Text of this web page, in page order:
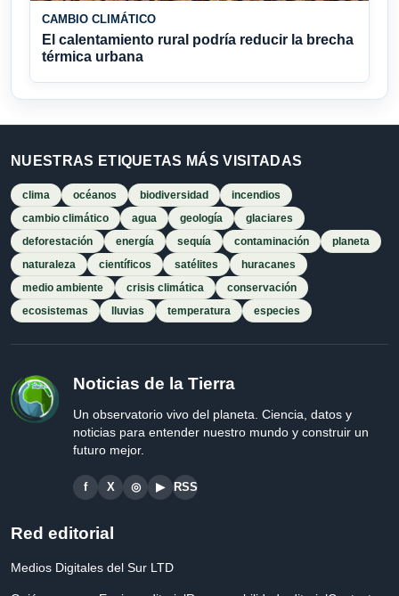
CAMBIO CLIMÁTICO
El calentamiento rural podría reducir la brecha
térmica urbana
NUESTRAS ETIQUETAS MÁS VISITADAS
clima océanos biodiversidad
incendios
cambio climático
agua geología
glaciares
deforestación
energía sequía contaminación
planeta
naturaleza
científicos satélites
huracanes
medio ambiente
crisis climática
conservación
ecosistemas
lluvias temperatura especies
Noticias de la Tierra
Un observatorio vivo del planeta. Ciencia, datos y
noticias para entender nuestro mundo y construir un
futuro mejor.
f X ◎ ▶ RSS
Red editorial
Medios Digitales del Sur LTD